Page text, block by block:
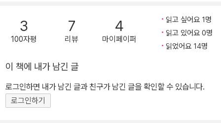
는 독자들조차 그 신비롭고도 경이로운 세계에 빠져들게 될 것이다.
아니, 이 숨 막히게 쫓고 쫓기는 추격과 미스터리만으로도 충분한 재
미와 만족을 느낄 것이다. 그 어떤 소재로도 스릴러의 정수를 보여주
을 한 번이라도 읽어본 사람이라면 이 책의 재미는 믿어 의심치 않을
테지만, 이 작품에서는 첨단 사회에 대한 통찰력과 메시지까지 담아,
책을 덮은 후에도 되새겨보게 만드는 화두를 던지고 있다. 쫓고 쫓기
3
100자평
7
리뷰
4
마이페이퍼
읽고 싶어요 1명
읽고 있어요 0명
읽었어요 14명
이 책에 내가 남긴 글
로그인하면 내가 남긴 글과 친구가 남긴 글을 확인할 수 있습니다.
로그인하기